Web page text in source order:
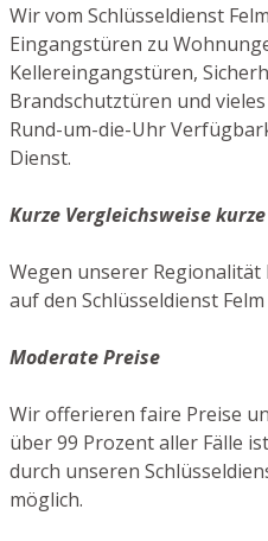
Wir vom Schlüsseldienst
Eingangstüren zu
Kellereingangstüren,
Brandschutztüren und vieles
Rund-um-die-Uhr
Dienst.
Kurze Vergleichsweise
Wegen unserer Regionalität
auf den Schlüsseldienst
Moderate Preise
Wir offerieren faire Preise
über 99 Prozent aller Fälle
durch unseren
möglich.